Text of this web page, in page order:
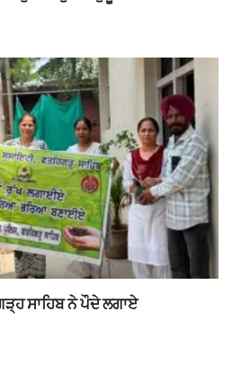
ਸਾਹਿਬ ਨੇ ਪੌਦੇ ਲਗਾਏ